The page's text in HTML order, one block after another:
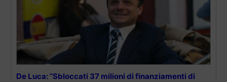
De Luca: “Sbloccati 37 milioni di finanziamenti di